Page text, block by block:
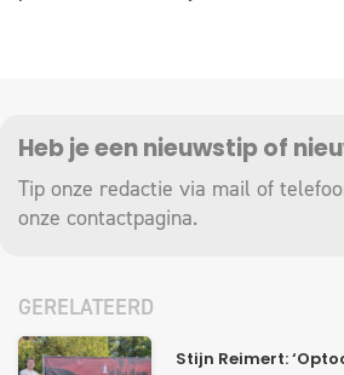
Heb je een nieuwstip of
Tip onze redactie via mail of
onze contactpagina.
GERELATEERD
Stijn Reimert: